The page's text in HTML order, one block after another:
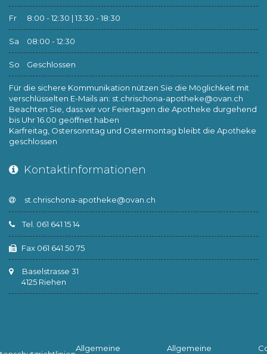
Fr 8:00 - 12:30 | 13:30 - 18:30
Sa 08:00 - 12:30
So Geschlossen
Für die sichere Kommunikation nützen Sie die Möglichkeit mit
verschlüsselten E-Mails an: st.chrischona-apotheke@ovan.ch
Beachten Sie, dass wir vor Feiertagen die Apotheke durgehend
bis Uhr 16.00 geöffnet haben
Karfreitag, Ostersonntag und Ostermontag bleibt die Apotheke
geschlossen
Kontaktinformationen
Tel. 061 641 15 14
Fax 061 641 50 75
Baselstrasse 31
4125 Riehen
Allgemeine
Allgemeine